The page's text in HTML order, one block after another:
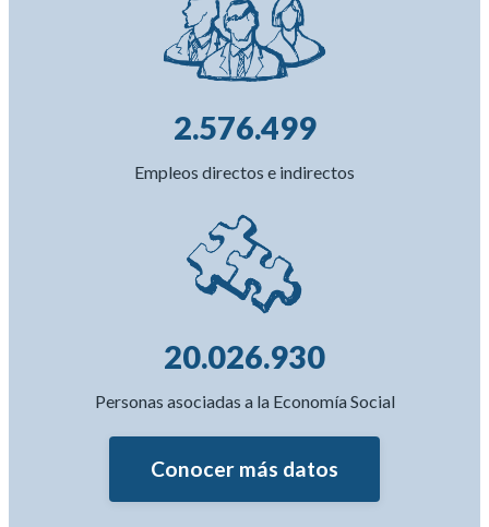
2.576.499
Empleos directos e indirectos
20.026.930
Personas asociadas a la Economía Social
Conocer más datos